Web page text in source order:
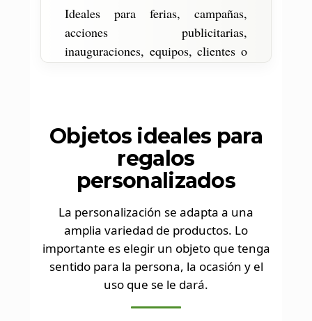
Ideales para ferias, campañas,
acciones publicitarias,
inauguraciones, equipos, clientes o
Objetos ideales para
regalos
personalizados
La personalización se adapta a una
amplia variedad de productos. Lo
importante es elegir un objeto que tenga
sentido para la persona, la ocasión y el
uso que se le dará.